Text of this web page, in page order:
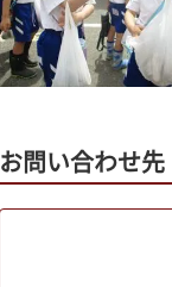
お問い合わせ先